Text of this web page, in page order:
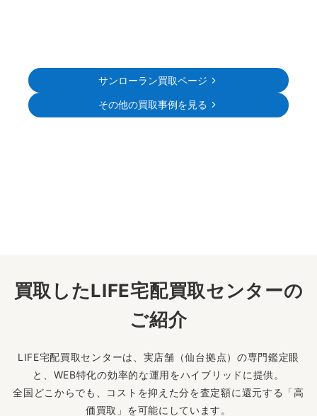
サンローラン買取ページ
その他の買取事例を見る
買取したLIFE宅配買取センターの
ご紹介
LIFE宅配買取センターは、実店舗（仙台拠点）の専門鑑定眼
と、WEB特化の効率的な運用をハイブリッドに提供。
全国どこからでも、コストを抑えた分を査定額に還元する「高
価買取」を可能にしています。